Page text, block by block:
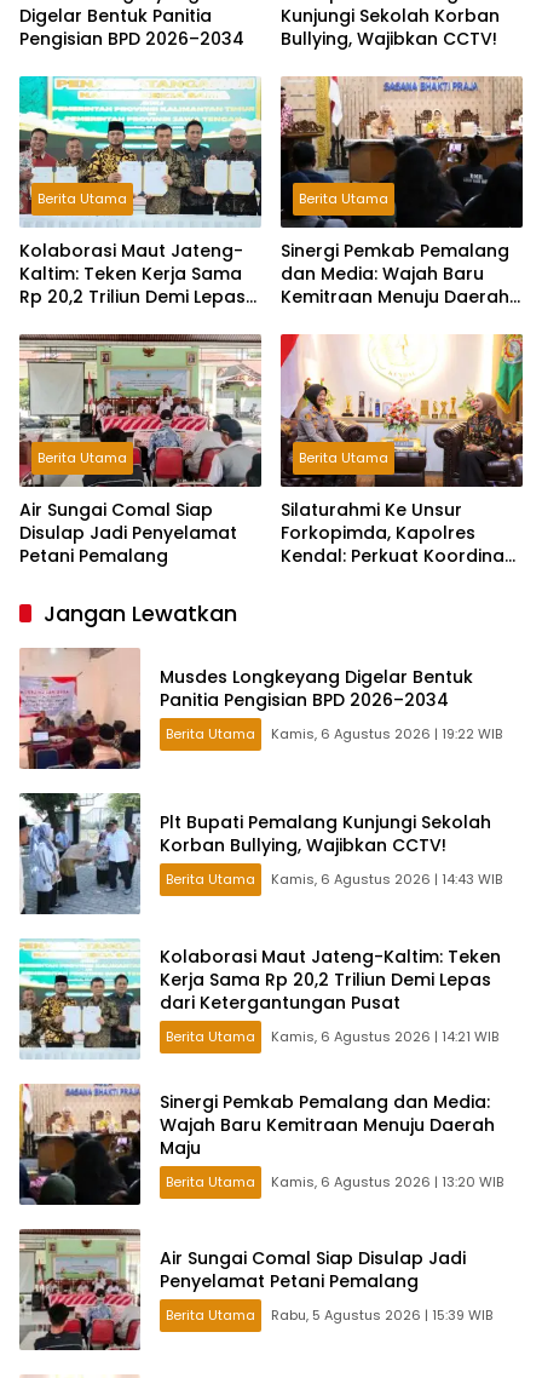
Digelar Bentuk Panitia
Pengisian BPD 2026–2034
Kunjungi Sekolah Korban
Bullying, Wajibkan CCTV!
Berita Utama
Kolaborasi Maut Jateng-
Kaltim: Teken Kerja Sama
Rp 20,2 Triliun Demi Lepas
Berita Utama
Sinergi Pemkab Pemalang
dan Media: Wajah Baru
Kemitraan Menuju Daerah
Berita Utama
Air Sungai Comal Siap
Disulap Jadi Penyelamat
Petani Pemalang
Berita Utama
Silaturahmi Ke Unsur
Forkopimda, Kapolres
Kendal: Perkuat Koordinasi
Jangan Lewatkan
Musdes Longkeyang Digelar Bentuk
Panitia Pengisian BPD 2026–2034
Berita Utama Kamis, 6 Agustus 2026 | 19:22 WIB
Plt Bupati Pemalang Kunjungi Sekolah
Korban Bullying, Wajibkan CCTV!
Berita Utama Kamis, 6 Agustus 2026 | 14:43 WIB
Kolaborasi Maut Jateng-Kaltim: Teken
Kerja Sama Rp 20,2 Triliun Demi Lepas
dari Ketergantungan Pusat
Berita Utama Kamis, 6 Agustus 2026 | 14:21 WIB
Sinergi Pemkab Pemalang dan Media:
Wajah Baru Kemitraan Menuju Daerah
Maju
Berita Utama Kamis, 6 Agustus 2026 | 13:20 WIB
Air Sungai Comal Siap Disulap Jadi
Penyelamat Petani Pemalang
Berita Utama Rabu, 5 Agustus 2026 | 15:39 WIB